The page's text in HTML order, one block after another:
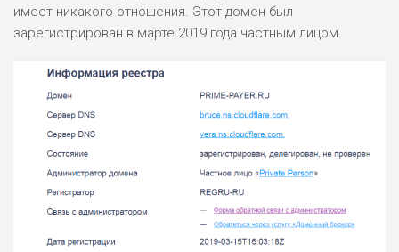
имеет никакого отношения. Этот домен был
зарегистрирован в марте 2019 года частным лицом.